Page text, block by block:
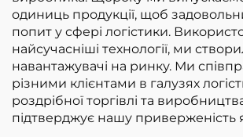
одиниць продукції, щоб
попит у сфері логістики.
найсучасніші технології, ми
навантажувачі на ринку. Ми
різними клієнтами в галузях
роздрібної торгівлі та
підтверджує нашу приверженість